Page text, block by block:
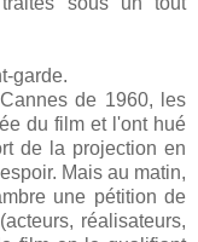
garde.
de 1960, les
du film et l'ont hué
de la projection en
Mais au matin,
une pétition de
réalisateurs,